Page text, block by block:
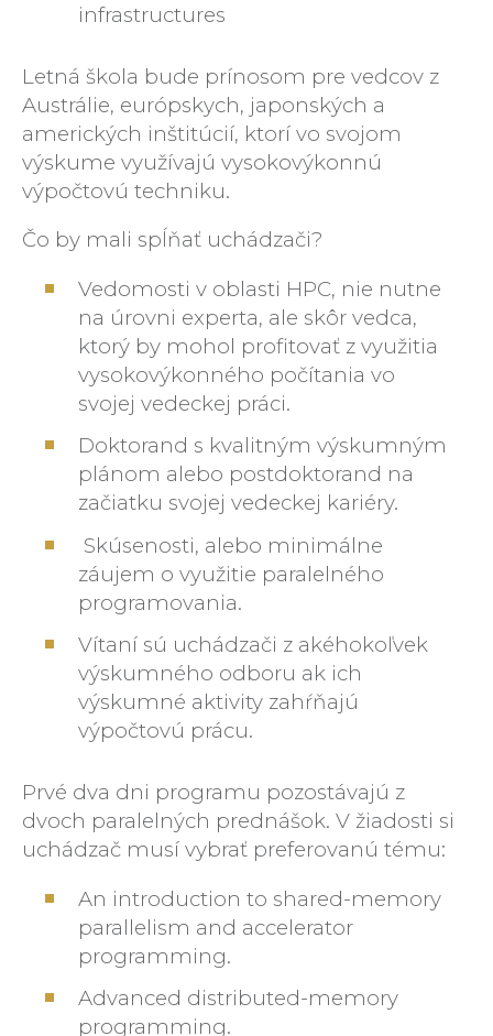
infrastructures
Letná škola bude prínosom pre vedcov z
Austrálie, európskych, japonských a
amerických inštitúcií, ktorí vo svojom
výskume využívajú vysokovýkonnú
výpočtovú techniku.
Čo by mali spĺňať uchádzači?
Vedomosti v oblasti HPC, nie nutne
na úrovni experta, ale skôr vedca,
ktorý by mohol profitovať z využitia
vysokovýkonného počítania vo
svojej vedeckej práci.
Doktorand s kvalitným výskumným
plánom alebo postdoktorand na
začiatku svojej vedeckej kariéry.
Skúsenosti, alebo minimálne
záujem o využitie paralelného
programovania.
Vítaní sú uchádzači z akéhokoľvek
výskumného odboru ak ich
výskumné aktivity zahŕňajú
výpočtovú prácu.
Prvé dva dni programu pozostávajú z
dvoch paralelných prednášok. V žiadosti si
uchádzač musí vybrať preferovanú tému:
An introduction to shared-memory
parallelism and accelerator
programming.
Advanced distributed-memory
programming.